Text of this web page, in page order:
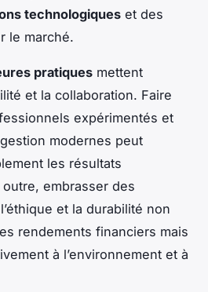
technologiques et des
le marché.
pratiques mettent
et la collaboration. Faire
expérimentés et
modernes peut
les résultats
embrasser des
et la durabilité non
rendements financiers mais
à l’environnement et à